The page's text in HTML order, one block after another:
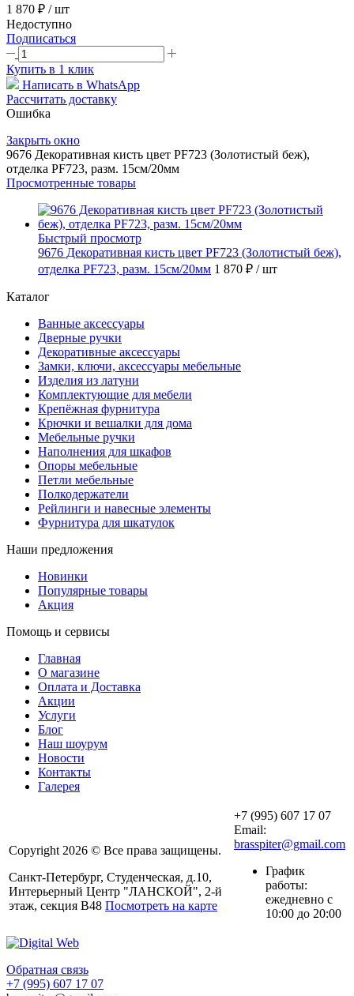
1 870 ₽ / шт
Недоступно
Подписаться
Купить в 1 клик
Написать в WhatsApp
Рассчитать доставку
Ошибка
Закрыть окно
9676 Декоративная кисть цвет PF723 (Золотистый беж),
отделка PF723, разм. 15см/20мм
Просмотренные товары
Быстрый просмотр
9676 Декоративная кисть цвет PF723 (Золотистый беж),
отделка PF723, разм. 15см/20мм 1 870 ₽ / шт
Каталог
Ванные аксессуары
Дверные ручки
Декоративные аксессуары
Замки, ключи, аксессуары мебельные
Изделия из латуни
Комплектующие для мебели
Крепёжная фурнитура
Крючки и вешалки для дома
Мебельные ручки
Наполнения для шкафов
Опоры мебельные
Петли мебельные
Полкодержатели
Рейлинги и навесные элементы
Фурнитура для шкатулок
Наши предложения
Новинки
Популярные товары
Акция
Помощь и сервисы
Главная
О магазине
Оплата и Доставка
Акции
Услуги
Блог
Наш шоурум
Новости
Контакты
Галерея
Copyright 2026 © Все права защищены.
Санкт-Петербург, Студенческая, д.10,
Интерьерный Центр "ЛАНСКОЙ", 2-й
этаж, секция В48 Посмотреть на карте
+7 (995) 607 17 07
Email:
brasspiter@gmail.com
График
работы:
ежедневно с
10:00 до 20:00
Обратная связь
+7 (995) 607 17 07